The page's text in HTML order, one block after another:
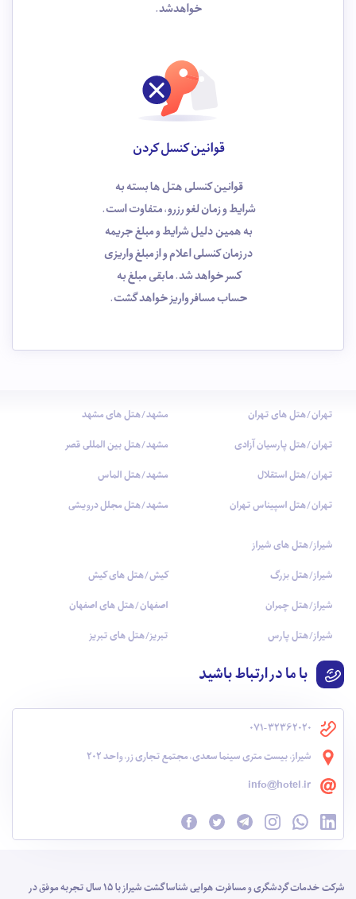
خواهدشد.
قوانین کنسل کردن
قوانین کنسلی هتل ها بسته به
شرایط و زمان لغو رزرو، متفاوت است.
به همین دلیل شرایط و مبلغ جریمه
در زمان کنسلی اعلام و از مبلغ واریزی
کسر خواهد شد. مابقی مبلغ به
حساب مسافر واریز خواهد گشت.
تهران/هتل های تهران
تهران/هتل پارسیان آزادی
تهران/هتل استقلال
تهران/هتل اسپیناس تهران
مشهد/هتل های مشهد
مشهد/هتل بین المللی قصر
مشهد/هتل الماس
مشهد/هتل مجلل درویشی
شیراز/هتل های شیراز
شیراز/هتل بزرگ
شیراز/هتل چمران
شیراز/هتل پارس
کیش/هتل های کیش
اصفهان/هتل های اصفهان
تبریز/هتل های تبریز
با ما در ارتباط باشید
071-32362020
شیراز، بیست متری سینما سعدی، مجتمع تجاری زر، واحد 202
info@hotel.ir
شرکت خدمات گردشگری و مسافرت هوایی شناسا گشت شیراز با 15 سال تجربه موفق در